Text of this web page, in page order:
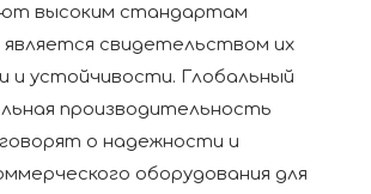
высоким стандартам
свидетельством их
и устойчивости. Глобальный
производительность
о надежности и
оборудования для